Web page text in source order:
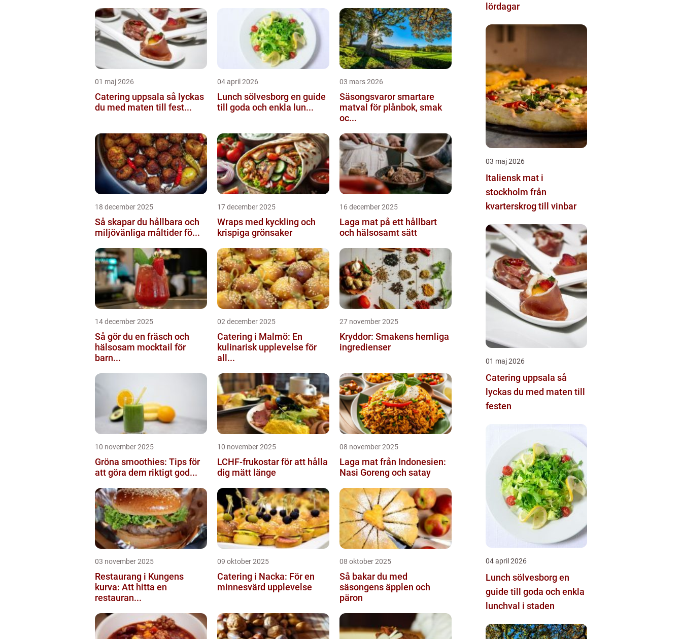
01 maj 2026
Catering uppsala så lyckas
du med maten till fest...
04 april 2026
Lunch sölvesborg en guide
till goda och enkla lun...
03 mars 2026
Säsongsvaror smartare
matval för plånbok, smak
oc...
18 december 2025
Så skapar du hållbara och
miljövänliga måltider fö...
17 december 2025
Wraps med kyckling och
krispiga grönsaker
16 december 2025
Laga mat på ett hållbart
och hälsosamt sätt
14 december 2025
Så gör du en fräsch och
hälsosam mocktail för
barn...
02 december 2025
Catering i Malmö: En
kulinarisk upplevelse för
all...
27 november 2025
Kryddor: Smakens hemliga
ingredienser
10 november 2025
Gröna smoothies: Tips för
att göra dem riktigt god...
10 november 2025
LCHF-frukostar för att hålla
dig mätt länge
08 november 2025
Laga mat från Indonesien:
Nasi Goreng och satay
03 november 2025
Restaurang i Kungens
kurva: Att hitta en
restauran...
09 oktober 2025
Catering i Nacka: För en
minnesvärd upplevelse
08 oktober 2025
Så bakar du med
säsongens äpplen och
päron
lördagar
03 maj 2026
Italiensk mat i
stockholm från
kvarterskrog till vinbar
01 maj 2026
Catering uppsala så
lyckas du med maten till
festen
04 april 2026
Lunch sölvesborg en
guide till goda och enkla
lunchval i staden